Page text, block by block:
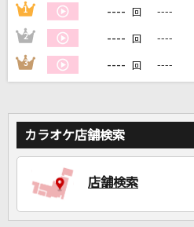
NANA starring MIKA NAKASHIMA
もっと見
DAMに会員登録・
1 ---- 回 ----
2 ---- 回 ----
3 ---- 回 ----
カラオケ店舗検索
店舗検索